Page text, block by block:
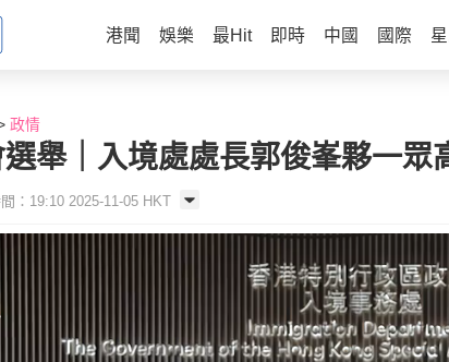
港聞 娛樂 最Hit 即時 中國 國際
政情
舉｜入境處處長郭俊峯夥一
：19:10 2025-11-05 HKT